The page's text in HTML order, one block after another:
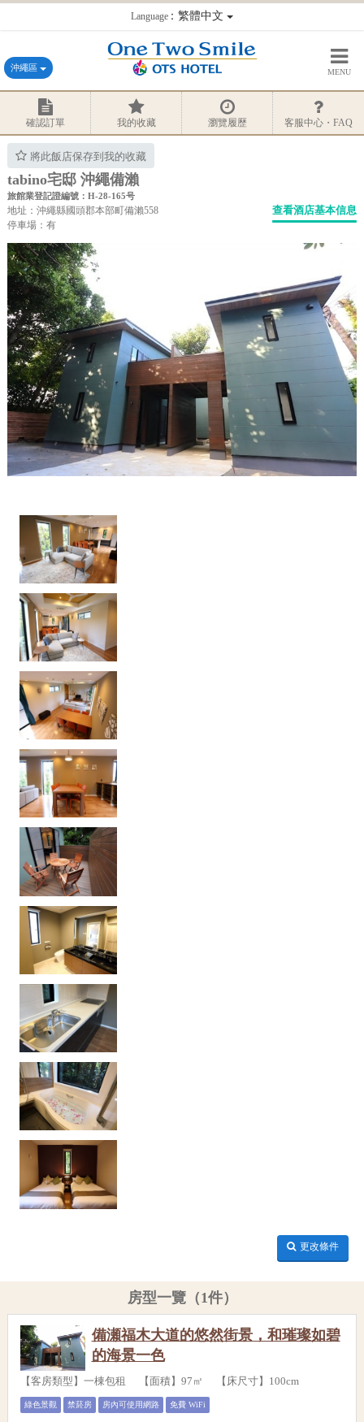
Language：繁體中文
沖繩區 MENU
確認訂單 我的收藏 瀏覽履歷 客服中心・FAQ
將此飯店保存到我的收藏
tabino宅邸 沖繩備瀨
旅館業登記證編號：H-28-165号
地址：沖繩縣國頭郡本部町備瀨558
停車場：有
查看酒店基本信息
更改條件
房型一覽（1件）
備瀬福木大道的悠然街景，和璀璨如碧
的海景一色
【客房類型】一棟包租 【面積】97㎡ 【床尺寸】100cm
綠色景觀 禁菸房 房內可使用網路 免費 WiFi